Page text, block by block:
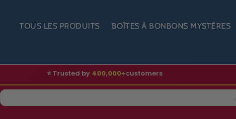
TOUS LES PRODUITS BOÎTES À BONBONS MYSTÈRES
⭐ Trusted by 400,000+customers